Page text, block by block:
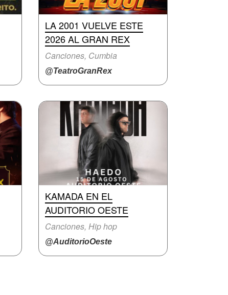
LA 2001 VUELVE ESTE
2026 AL GRAN REX
Canciones, Cumbia
@TeatroGranRex
KAMADA EN EL
AUDITORIO OESTE
Canciones, Hip hop
@AuditorioOeste